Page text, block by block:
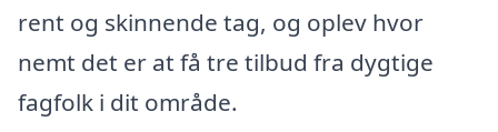
rent og skinnende tag, og oplev hvor
nemt det er at få tre tilbud fra dygtige
fagfolk i dit område.